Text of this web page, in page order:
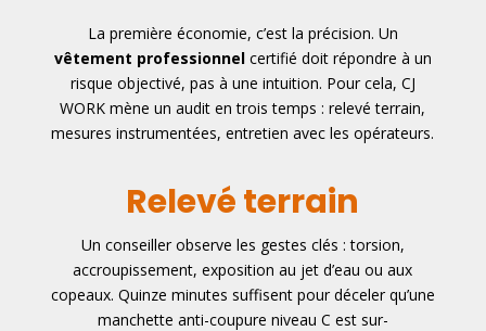
La première économie, c’est la précision. Un
vêtement professionnelcertifié doit répondre à un
risque objectivé, pas à une intuition. Pour cela, CJ
WORK mène un audit en trois temps : relevé terrain,
mesures instrumentées, entretien avec les opérateurs.
Relevé terrain
Un conseiller observe les gestes clés : torsion,
accroupissement, exposition au jet d’eau ou aux
copeaux. Quinze minutes suffisent pour déceler qu’une
manchette anti-coupure niveau C est sur-